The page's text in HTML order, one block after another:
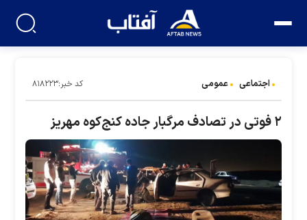
اجتماعی عمومی کد خبر:۸۱۸۲۲۳
۲ فوتی در تصادف مرگبار جاده کنج‌کوه مهریز